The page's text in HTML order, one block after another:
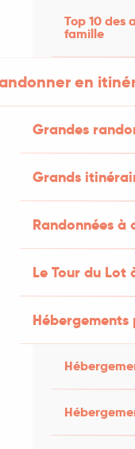
Top 10 des
famille
en
Grandes
Grands
Randonnées
Le Tour du Lot
Rive-d'Olt
!